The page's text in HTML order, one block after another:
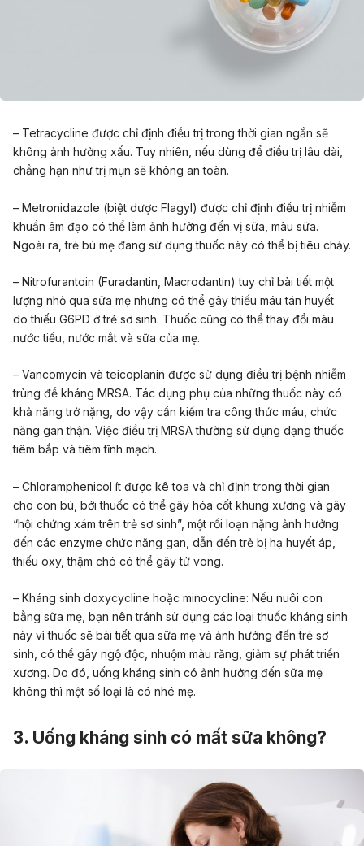
– Tetracycline được chỉ định điều trị trong thời gian ngắn sẽ
không ảnh hưởng xấu. Tuy nhiên, nếu dùng để điều trị lâu dài,
chẳng hạn như trị mụn sẽ không an toàn.
– Metronidazole (biệt dược Flagyl) được chỉ định điều trị nhiễm
khuẩn âm đạo có thể làm ảnh hưởng đến vị sữa, màu sữa.
Ngoài ra, trẻ bú mẹ đang sử dụng thuốc này có thể bị tiêu chảy.
– Nitrofurantoin (Furadantin, Macrodantin) tuy chỉ bài tiết một
lượng nhỏ qua sữa mẹ nhưng có thể gây thiếu máu tán huyết
do thiếu G6PD ở trẻ sơ sinh. Thuốc cũng có thể thay đổi màu
nước tiểu, nước mắt và sữa của mẹ.
– Vancomycin và teicoplanin được sử dụng điều trị bệnh nhiễm
trùng đề kháng MRSA. Tác dụng phụ của những thuốc này có
khả năng trở nặng, do vậy cần kiểm tra công thức máu, chức
năng gan thận. Việc điều trị MRSA thường sử dụng dạng thuốc
tiêm bắp và tiêm tĩnh mạch.
– Chloramphenicol ít được kê toa và chỉ định trong thời gian
cho con bú, bởi thuốc có thể gây hóa cốt khung xương và gây
“hội chứng xám trên trẻ sơ sinh”, một rối loạn nặng ảnh hưởng
đến các enzyme chức năng gan, dẫn đến trẻ bị hạ huyết áp,
thiếu oxy, thậm chó có thể gây tử vong.
– Kháng sinh doxycycline hoặc minocycline: Nếu nuôi con
bằng sữa mẹ, bạn nên tránh sử dụng các loại thuốc kháng sinh
này vì thuốc sẽ bài tiết qua sữa mẹ và ảnh hưởng đến trẻ sơ
sinh, có thể gây ngộ độc, nhuộm màu răng, giảm sự phát triển
xương. Do đó, uống kháng sinh có ảnh hưởng đến sữa mẹ
không thì một số loại là có nhé mẹ.
3. Uống kháng sinh có mất sữa không?